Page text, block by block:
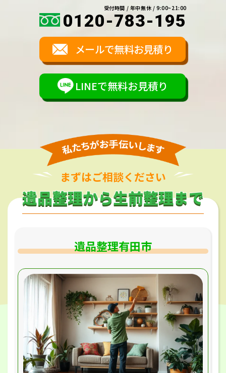
受付時間 / 年中無休 / 9:00~21:00
0120-783-195
メールで無料お見積り
LINEで無料お見積り
まずはご相談ください
遺品整理から生前整理まで
遺品整理から生前整理まで
遺品整理有田市